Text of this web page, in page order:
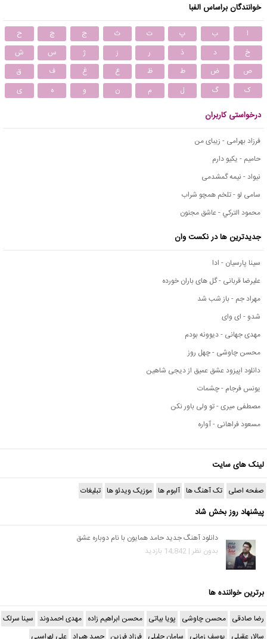
خوانندگان براساس الفبا
ا ب پ ت ث ج چ
ح
خ
د ذ ر ز ژ س
ش
ص
ض ط ظ ع غ ف
ق
ک
گ ل م ن و ه ی
درخواستی کاربران
فرزاد بهرامی - زیبای من
حامیم - یکیو دارم
نیواد - نیمه گمشدمی
سامی لو - تلخم همچو شراب
محمود التركي - عاشق مجنون
جدیدترین ها در نکست وان
سینا پارسیان - ادا
علیرضا قربانی - گل های باران خورده
مهراد جم - باز شب شد
شدو - ای وای
مهدی جهانی - دیوونه بودم
محسن چاوشی - چهل روز
دانلود اپیزود عشق عمیق از دیجی شاهین
یونس فرجام - چشمات
مصطفی میری - تو ولی باور نکن
مسعود فراهانی - آواره
لینک های سایت
صفحه اصلی تک آهنگ ها آلبوم ها موزیک ویدئو ها تبلیغات
پیشنهاد روز بخش شاد
دانلود آهنگ جدید حامد همایون با نام دوباره عشق
بدون نظر | 14,842 بازدید
برترین خواننده ها
رضا صادقی محسن چاوشی پویا بیاتی محسن ابراهیم زاده مهدی احمدوند سینا سرلک